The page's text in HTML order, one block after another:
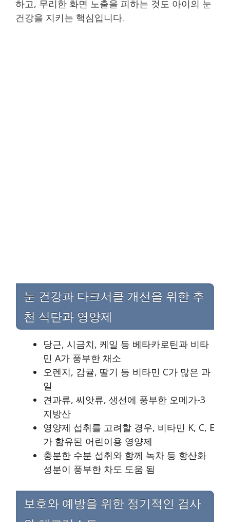
하고, 무리한 화면 노출을 피하는 것도 아이의 눈
건강을 지키는 핵심입니다.
눈 건강과 다크서클 개선을 위한 추
천 식단과 영양제
당근, 시금치, 케일 등 베타카로틴과 비타
민 A가 풍부한 채소
오렌지, 감귤, 딸기 등 비타민 C가 많은 과
일
견과류, 씨앗류, 생선에 풍부한 오메가-3
지방산
영양제 섭취를 고려할 경우, 비타민 K, C, E
가 함유된 어린이용 영양제
충분한 수분 섭취와 함께 녹차 등 항산화
성분이 풍부한 차도 도움 됨
보호와 예방을 위한 정기적인 검사